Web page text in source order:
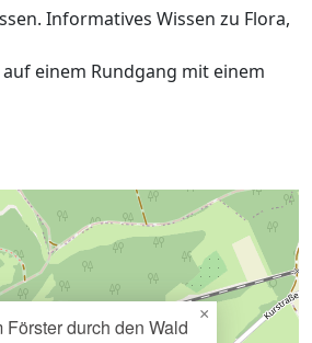
Informatives Wissen zu Flora,
einem Rundgang mit einem
Förster durch den Wald
×